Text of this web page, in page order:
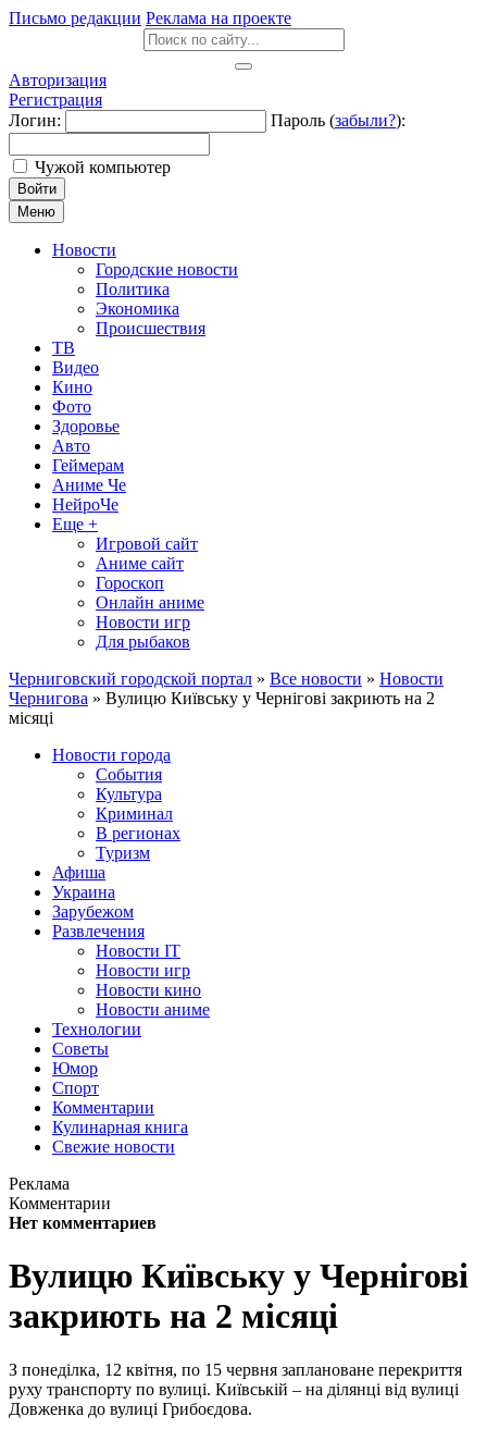
Письмо редакции Реклама на проекте
Авторизация
Регистрация
Логин:
Пароль (забыли?):
Чужой компьютер
Войти
Меню
Новости
Городские новости
Политика
Экономика
Происшествия
ТВ
Видео
Кино
Фото
Здоровье
Авто
Геймерам
Аниме Че
НейроЧе
Еще +
Игровой сайт
Аниме сайт
Гороскоп
Онлайн аниме
Новости игр
Для рыбаков
Черниговский городской портал » Все новости » Новости
Чернигова » Вулицю Київську у Чернігові закриють на 2
місяці
Новости города
События
Культура
Криминал
В регионах
Туризм
Афиша
Украина
Зарубежом
Развлечения
Новости IT
Новости игр
Новости кино
Новости аниме
Технологии
Советы
Юмор
Спорт
Комментарии
Кулинарная книга
Свежие новости
Реклама
Комментарии
Нет комментариев
Вулицю Київську у Чернігові
закриють на 2 місяці
З понеділка, 12 квітня, по 15 червня заплановане перекриття
руху транспорту по вулиці. Київській – на ділянці від вулиці
Довженка до вулиці Грибоєдова.